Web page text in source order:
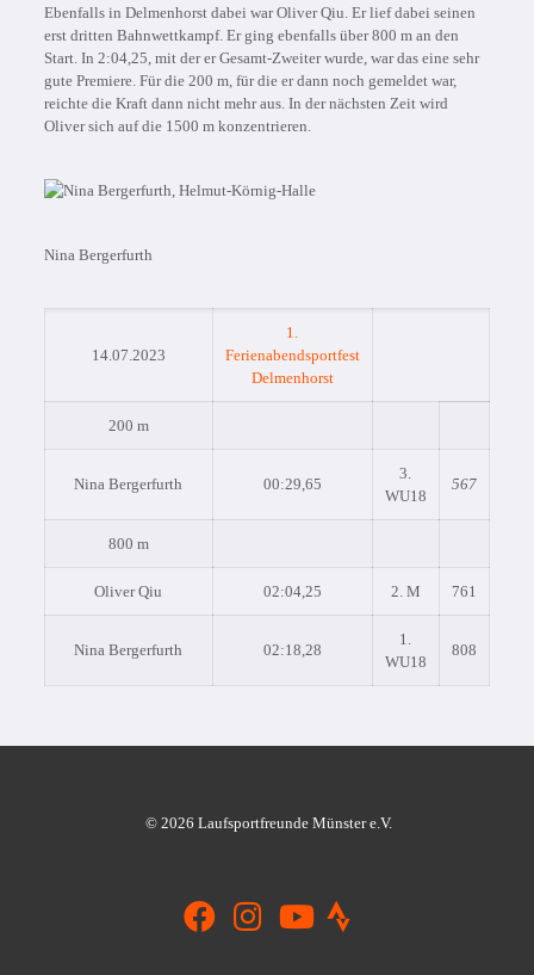
Ebenfalls in Delmenhorst dabei war Oliver Qiu. Er lief dabei seinen
erst dritten Bahnwettkampf. Er ging ebenfalls über 800 m an den
Start. In 2:04,25, mit der er Gesamt-Zweiter wurde, war das eine sehr
gute Premiere. Für die 200 m, für die er dann noch gemeldet war,
reichte die Kraft dann nicht mehr aus. In der nächsten Zeit wird
Oliver sich auf die 1500 m konzentrieren.
Nina Bergerfurth
14.07.2023
1.
Ferienabendsportfest
Delmenhorst
200 m
Nina Bergerfurth 00:29,65
3.
WU18
567
800 m
Oliver Qiu 02:04,25 2. M 761
Nina Bergerfurth 02:18,28
1.
WU18
808
© 2026 Laufsportfreunde Münster e.V.